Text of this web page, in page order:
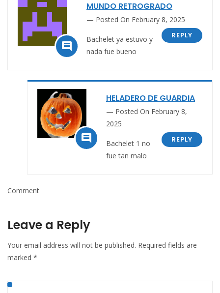

MUNDO RETROGRADO
Posted On February 8, 2025
REPLY
Bachelet ya estuvo y
nada fue bueno

HELADERO DE GUARDIA
Posted On February 8,
2025
REPLY
Bachelet 1 no
fue tan malo
Comment
Leave a Reply
Your email address will not be published. Required fields are
marked *